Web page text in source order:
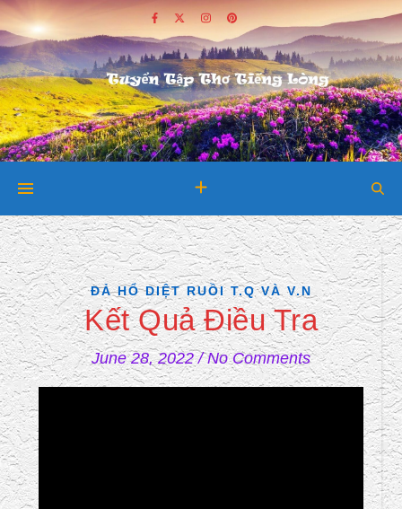
ĐẢ HỔ DIỆT RUỒI T.Q VÀ V.N
Kết Quả Điều Tra
June 28, 2022 / No Comments